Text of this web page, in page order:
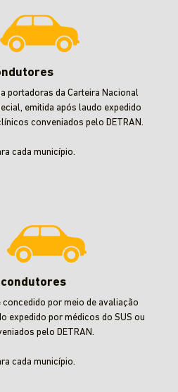
portadoras da Carteira Nacional
emitida após laudo expedido
conveniados pelo DETRAN.
cada município.
condutores
por meio de avaliação
expedido por médicos do SUS ou
pelo DETRAN.
cada município.